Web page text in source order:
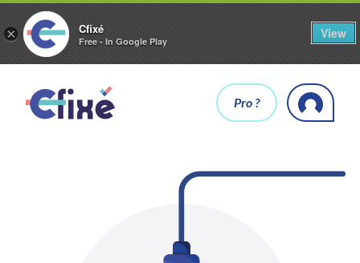
× Cfixé
Free - In Google Play
View
Pro ?